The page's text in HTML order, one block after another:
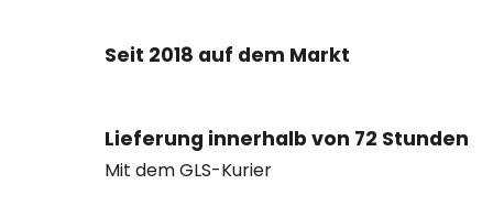
Seit 2018 auf dem Markt
Lieferung innerhalb von 72 Stunden
Mit dem GLS-Kurier